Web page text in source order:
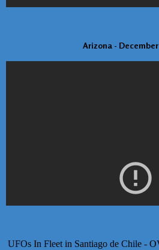
Arizona - December
UFOs In Fleet in Santiago de Chile -